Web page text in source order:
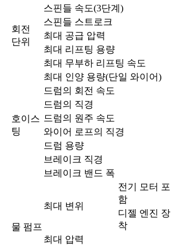
회전
단위
스핀들 속도(3단계)
스핀들 스트로크
최대 공급 압력
최대 리프팅 용량
최대 무부하 리프팅 속도
호이스
팅
최대 인양 용량(단일 와이어)
드럼의 회전 속도
드럼의 직경
드럼의 원주 속도
와이어 로프의 직경
드럼 용량
브레이크 직경
브레이크 밴드 폭
물 펌프
최대 변위
전기 모터 포
함
디젤 엔진 장
착
최대 압력